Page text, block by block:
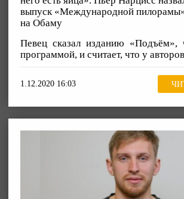
выпуск «Международной
на Обаму
Певец сказал изданию «Подъём»,
программой, и считает, что у
1.12.2020 16:03